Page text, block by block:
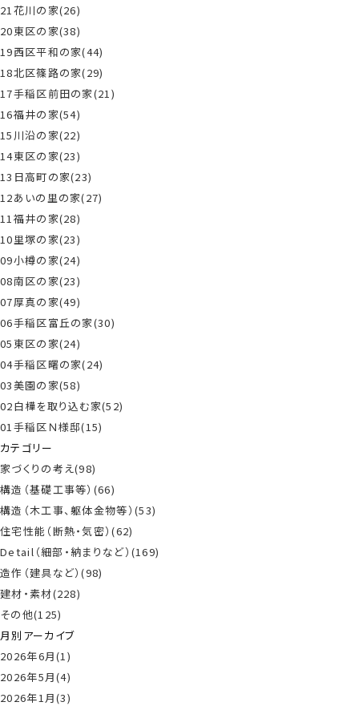
21花川の家(26)
20東区の家(38)
19西区平和の家(44)
18北区篠路の家(29)
17手稲区前田の家(21)
16福井の家(54)
15川沿の家(22)
14東区の家(23)
13日高町の家(23)
12あいの里の家(27)
11福井の家(28)
10里塚の家(23)
09小樽の家(24)
08南区の家(23)
07厚真の家(49)
06手稲区富丘の家(30)
05東区の家(24)
04手稲区曙の家(24)
03美園の家(58)
02白樺を取り込む家(52)
01手稲区Ｎ様邸(15)
カテゴリー
家づくりの考え(98)
構造（基礎工事等）(66)
構造（木工事、躯体金物等）(53)
住宅性能（断熱・気密）(62)
Detail（細部・納まりなど）(169)
造作（建具など）(98)
建材・素材(228)
その他(125)
月別アーカイブ
2026年6月(1)
2026年5月(4)
2026年1月(3)